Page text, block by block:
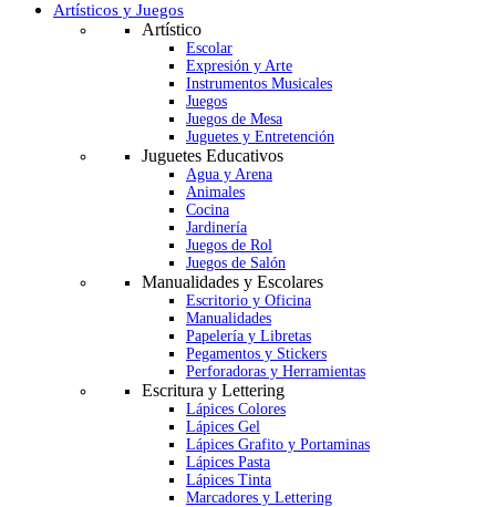
Artísticos y Juegos
Artístico
Escolar
Expresión y Arte
Instrumentos Musicales
Juegos
Juegos de Mesa
Juguetes y Entretención
Juguetes Educativos
Agua y Arena
Animales
Cocina
Jardinería
Juegos de Rol
Juegos de Salón
Manualidades y Escolares
Escritorio y Oficina
Manualidades
Papelería y Libretas
Pegamentos y Stickers
Perforadoras y Herramientas
Escritura y Lettering
Lápices Colores
Lápices Gel
Lápices Grafito y Portaminas
Lápices Pasta
Lápices Tinta
Marcadores y Lettering